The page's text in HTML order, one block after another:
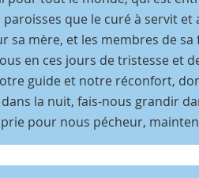
que le curé à servit et
sa mère, et les membres de
en ces jours de tristesse et
guide et notre réconfort,
la nuit, fais-nous grandir
pour nous pécheur,